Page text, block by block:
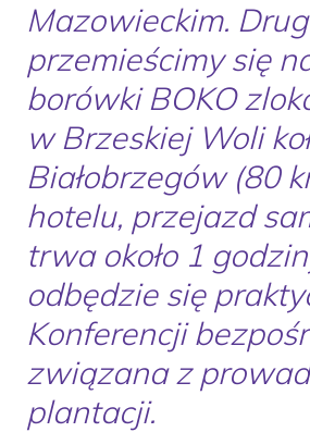
Mazowieckim.
przemieścimy się
borówki BOKO
w Brzeskiej Woli
Białobrzegów (80
hotelu, przejazd
trwa około 1
odbędzie się
Konferencji
związana z
plantacji.